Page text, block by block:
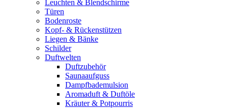
Leuchten & Blendschirme
Türen
Bodenroste
Kopf- & Rückenstützen
Liegen & Bänke
Schilder
Duftwelten
Duftzubehör
Saunaaufguss
Dampfbademulsion
Aromaduft & Duftöle
Kräuter & Potpourris